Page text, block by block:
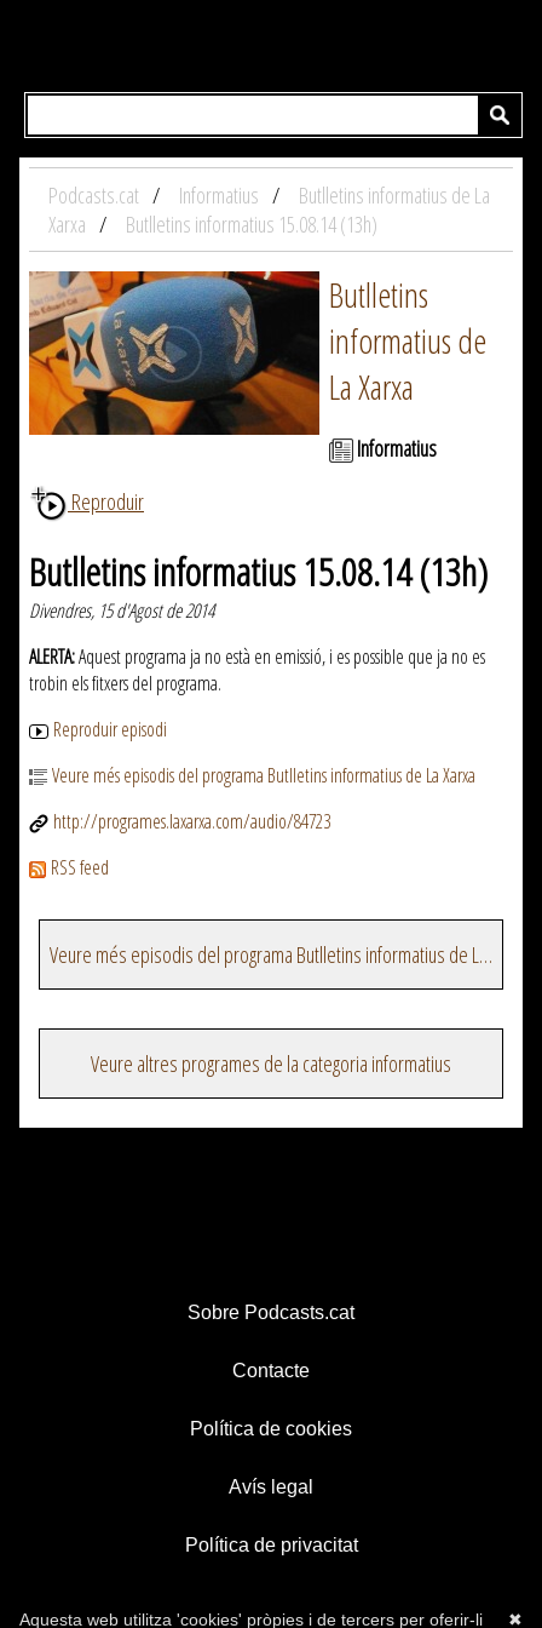
Podcasts.cat Informatius
Butlletins informatius de La
Xarxa
Butlletins informatius 15.08.14 (13h)
Butlletins
informatius de
La Xarxa
Informatius
Reproduir
Butlletins informatius 15.08.14 (13h)
Divendres, 15 d'Agost de 2014
ALERTA:Aquest programa ja no està en emissió, i es possible que ja no es
trobin els fitxers del programa.
Reproduir episodi
Veure més episodis del programa Butlletins informatius de La Xarxa
http://programes.laxarxa.com/audio/84723
RSS feed
Veure més episodis del programa Butlletins informatius de La Xarxa
Veure altres programes de la categoria informatius
Sobre Podcasts.cat
Contacte
Política de cookies
Avís legal
Política de privacitat
✖
Aquesta web utilitza 'cookies' pròpies i de tercers per oferir-li